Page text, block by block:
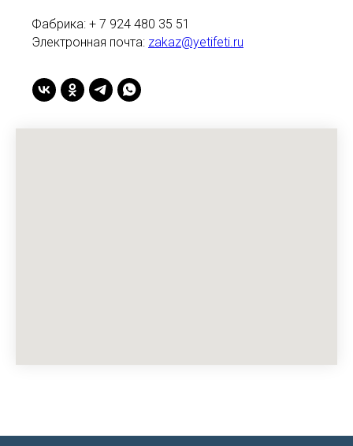
Фабрика: + 7 924 480 35 51
Электронная почта: zakaz@yetifeti.ru